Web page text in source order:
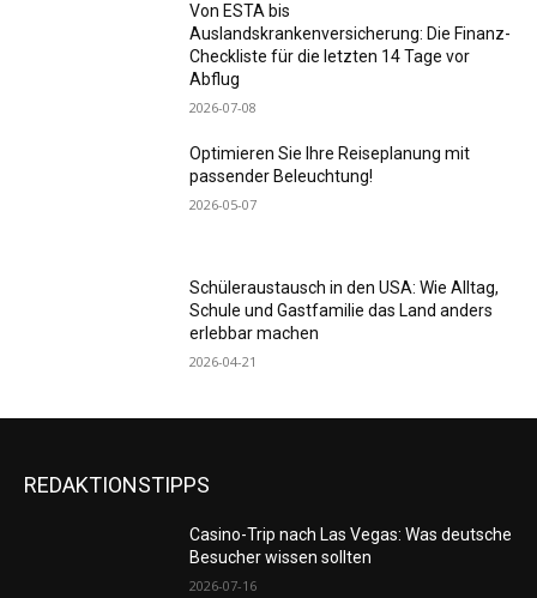
Von ESTA bis
Auslandskrankenversicherung: Die Finanz-
Checkliste für die letzten 14 Tage vor
Abflug
2026-07-08
Optimieren Sie Ihre Reiseplanung mit
passender Beleuchtung!
2026-05-07
Schüleraustausch in den USA: Wie Alltag,
Schule und Gastfamilie das Land anders
erlebbar machen
2026-04-21
REDAKTIONSTIPPS
Casino-Trip nach Las Vegas: Was deutsche
Besucher wissen sollten
2026-07-16